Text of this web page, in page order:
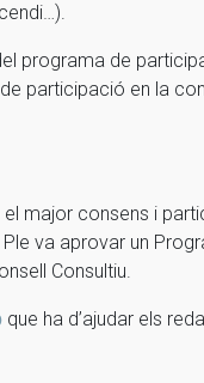
programa de
participació en la
el major consens i
va aprovar un
Consultiu.
que ha d’ajudar els